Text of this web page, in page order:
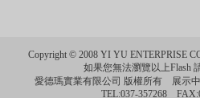
Copyright © 2008 YI YU ENTERPRISE
如果您無法瀏覽以上Flash
愛德瑪實業有限公司 版權所有 展示
TEL:037-357268